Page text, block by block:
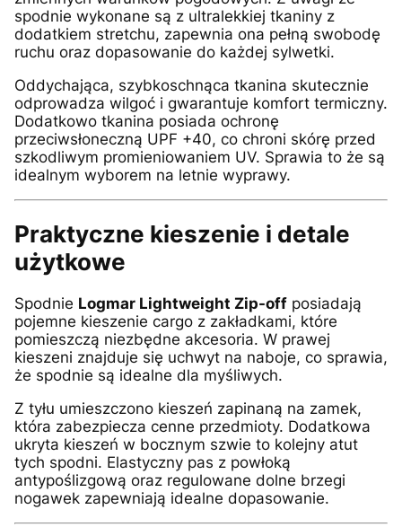
spodnie wykonane są z ultralekkiej tkaniny z
dodatkiem stretchu, zapewnia ona pełną swobodę
ruchu oraz dopasowanie do każdej sylwetki.
Oddychająca, szybkoschnąca tkanina skutecznie
odprowadza wilgoć i gwarantuje komfort termiczny.
Dodatkowo tkanina posiada ochronę
przeciwsłoneczną UPF +40, co chroni skórę przed
szkodliwym promieniowaniem UV. Sprawia to że są
idealnym wyborem na letnie wyprawy.
Praktyczne kieszenie i detale
użytkowe
Spodnie Logmar Lightweight Zip-off posiadają
pojemne kieszenie cargo z zakładkami, które
pomieszczą niezbędne akcesoria. W prawej
kieszeni znajduje się uchwyt na naboje, co sprawia,
że spodnie są idealne dla myśliwych.
Z tyłu umieszczono kieszeń zapinaną na zamek,
która zabezpiecza cenne przedmioty. Dodatkowa
ukryta kieszeń w bocznym szwie to kolejny atut
tych spodni. Elastyczny pas z powłoką
antypoślizgową oraz regulowane dolne brzegi
nogawek zapewniają idealne dopasowanie.